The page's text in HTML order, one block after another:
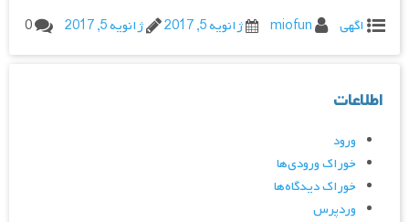
اگهی miofun ژانویه 5, 2017 ژانویه 5, 2017 0
اطلاعات
ورود
خوراک ورودی‌ها
خوراک دیدگاه‌ها
وردپرس